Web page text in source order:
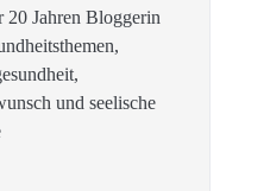
20 Jahren Bloggerin
und seelische